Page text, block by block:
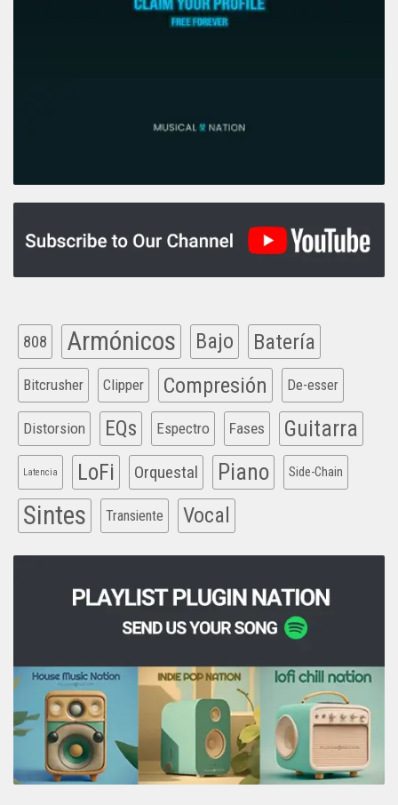
808 Armónicos Bajo Batería
Bitcrusher Clipper Compresión De-esser
Distorsion EQs Espectro Fases Guitarra
Latencia LoFi Orquestal Piano Side-Chain
Sintes Transiente Vocal